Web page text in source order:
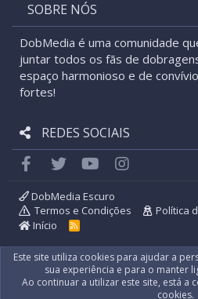
SOBRE NÓS
DobMedia é uma comunidade
juntar todos os fãs de
espaço harmonioso e de
fortes!
REDES SOCIAIS
FacebookTwitter youtube
DobMedia Escuro
Termos e Condições
Política
Início
R
S
Este site utiliza cookies para ajudar a
sua experiência e para o manter
Ao continuar a utilizar este site, está a
cookies.